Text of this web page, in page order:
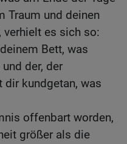
Traum und deinen
es sich so:
Bett, was
der, der
dir kundgetan, was
offenbart worden,
größer als die